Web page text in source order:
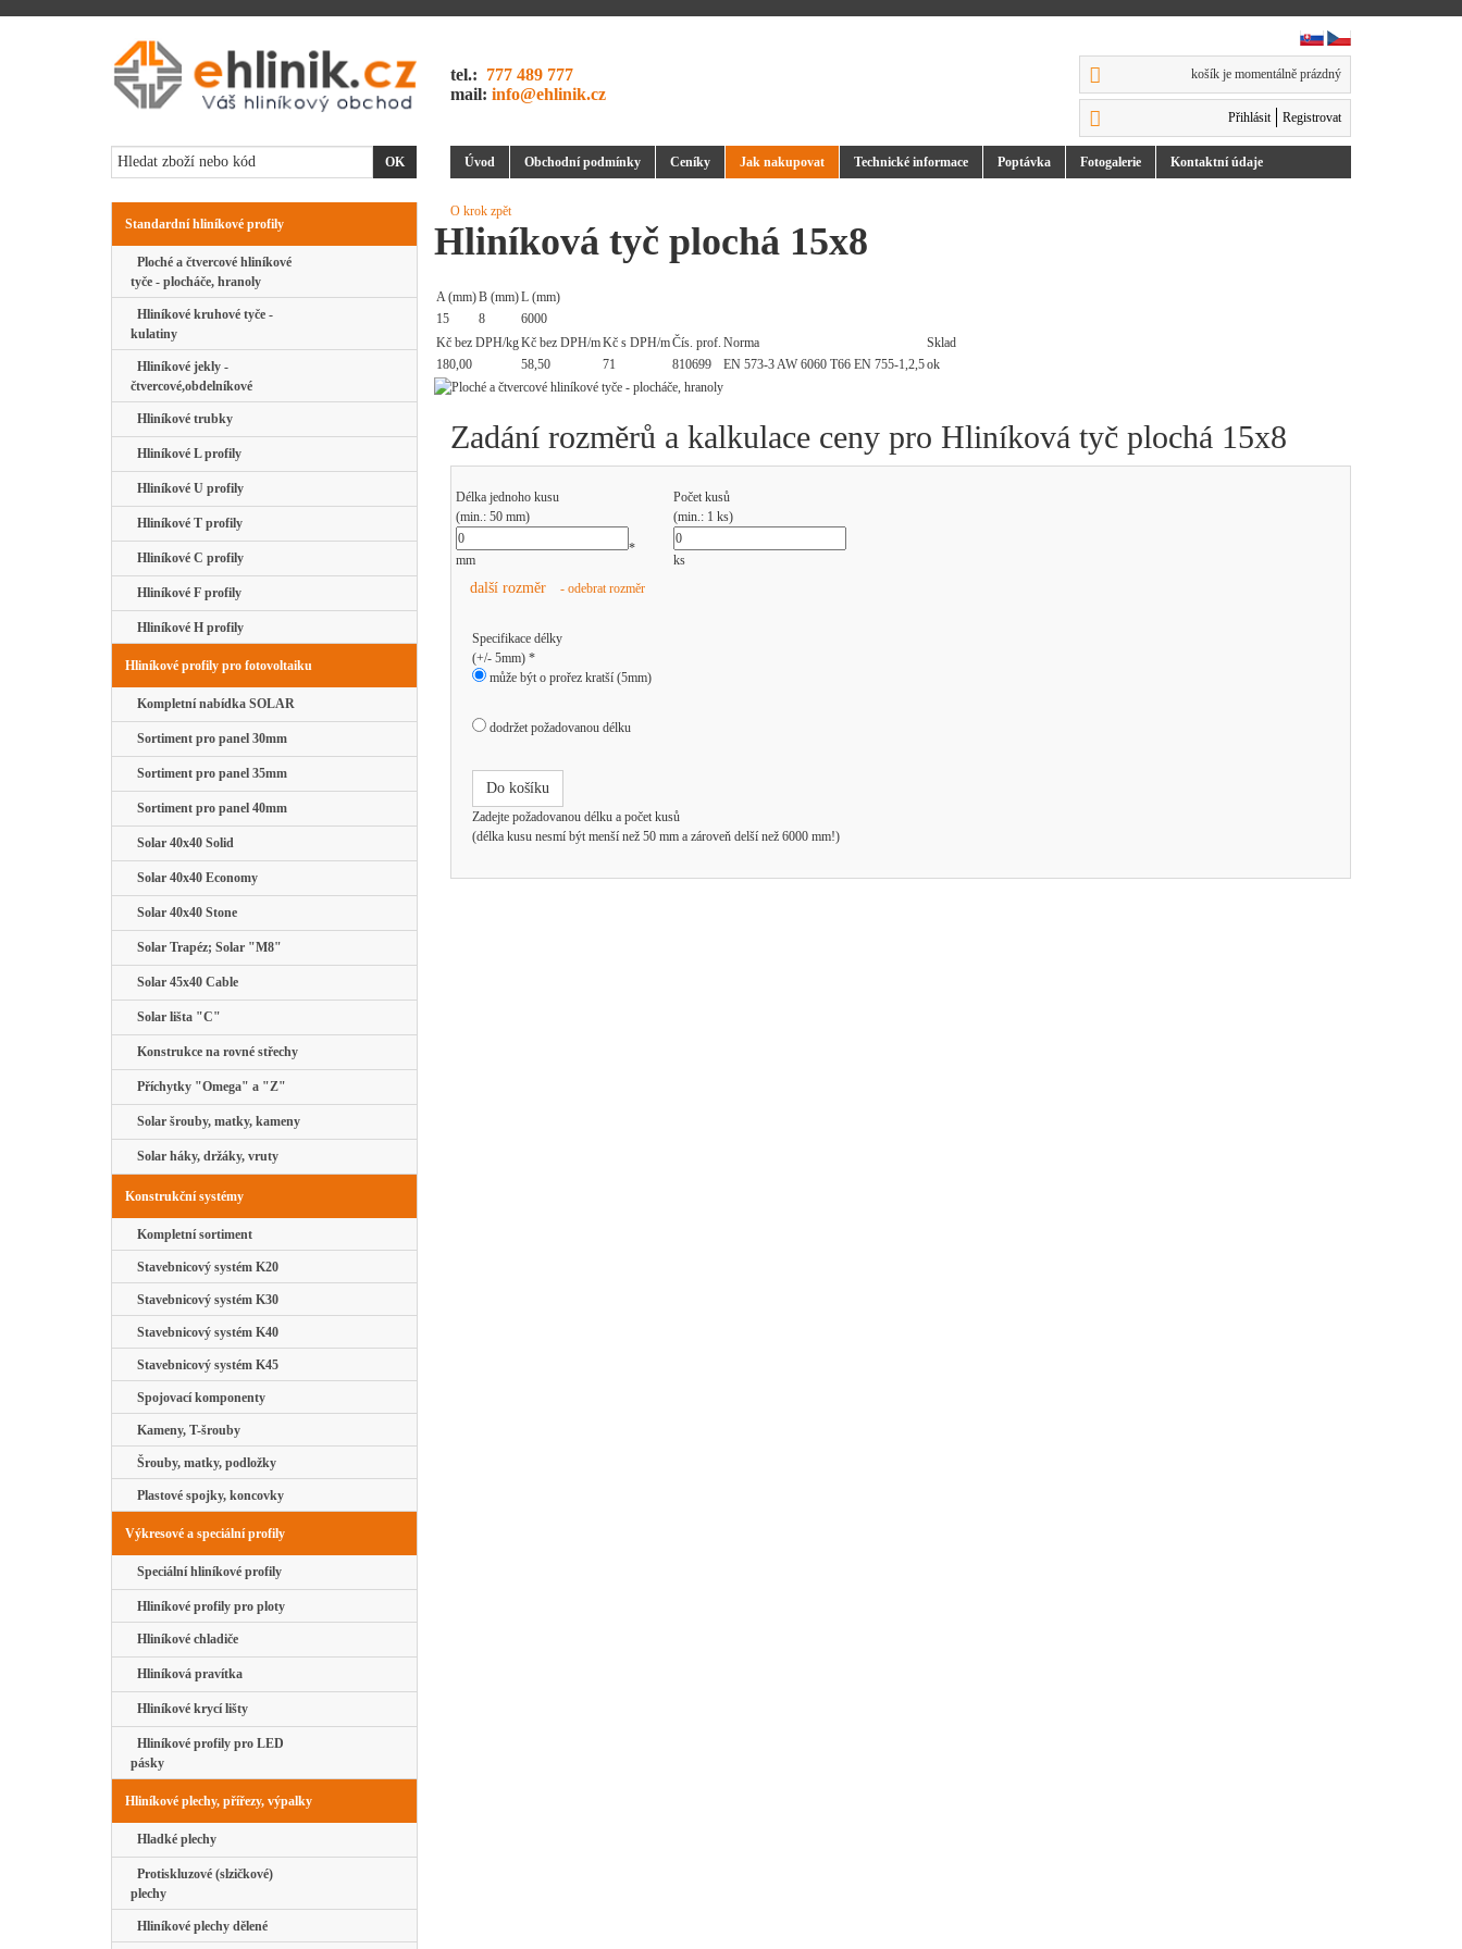
tel.: 777 489 777
mail: info@ehlinik.cz
košík je momentálně prázdný
Přihlásit Registrovat
Úvod Obchodní podmínky Ceníky Jak nakupovat Technické informace Poptávka Fotogalerie Kontaktní údaje
Standardní hliníkové profily
Ploché a čtvercové hliníkové
tyče - plocháče, hranoly
Hliníkové kruhové tyče -
kulatiny
Hliníkové jekly -
čtvercové,obdelníkové
Hliníkové trubky
Hliníkové L profily
Hliníkové U profily
Hliníkové T profily
Hliníkové C profily
Hliníkové F profily
Hliníkové H profily
Hliníkové profily pro fotovoltaiku
Kompletní nabídka SOLAR
Sortiment pro panel 30mm
Sortiment pro panel 35mm
Sortiment pro panel 40mm
Solar 40x40 Solid
Solar 40x40 Economy
Solar 40x40 Stone
Solar Trapéz; Solar "M8"
Solar 45x40 Cable
Solar lišta "C"
Konstrukce na rovné střechy
Příchytky "Omega" a "Z"
Solar šrouby, matky, kameny
Solar háky, držáky, vruty
Konstrukční systémy
Kompletní sortiment
Stavebnicový systém K20
Stavebnicový systém K30
Stavebnicový systém K40
Stavebnicový systém K45
Spojovací komponenty
Kameny, T-šrouby
Šrouby, matky, podložky
Plastové spojky, koncovky
Výkresové a speciální profily
Speciální hliníkové profily
Hliníkové profily pro ploty
Hliníkové chladiče
Hliníková pravítka
Hliníkové krycí lišty
Hliníkové profily pro LED
pásky
Hliníkové plechy, přířezy, výpalky
Hladké plechy
Protiskluzové (slzičkové)
plechy
Hliníkové plechy dělené
O krok zpět
Hliníková tyč plochá 15x8
A (mm)B (mm)L (mm)
15
8
6000
Kč bez DPH/kgKč bez DPH/mKč s DPH/mČís. prof. Norma
Sklad
180,00
58,50 71 810699 EN 573-3 AW 6060 T66 EN 755-1,2,5ok
Zadání rozměrů a kalkulace ceny pro Hliníková tyč plochá 15x8
Délka jednoho kusu
(min.: 50 mm)
Počet kusů
(min.: 1 ks)
mm
*
ks
další rozměr - odebrat rozměr
Specifikace délky
(+/- 5mm) *
může být o prořez kratší (5mm)
dodržet požadovanou délku
Do košíku
Zadejte požadovanou délku a počet kusů
(délka kusu nesmí být menší než 50 mm a zároveň delší než 6000 mm!)